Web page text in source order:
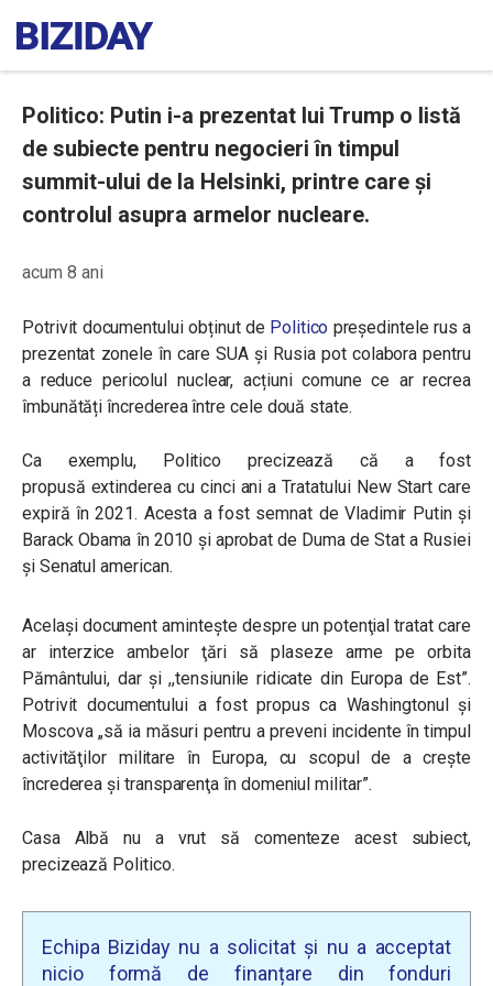
Politico: Putin i-a prezentat lui Trump o listă
de subiecte pentru negocieri în timpul
summit-ului de la Helsinki, printre care şi
controlul asupra armelor nucleare.
acum 8 ani
Potrivit documentului obținut de Politico președintele rus a
prezentat zonele în care SUA şi Rusia pot colabora pentru
a reduce pericolul nuclear, acțiuni comune ce ar recrea
îmbunătăți încrederea între cele două state.
Ca exemplu, Politico precizează că a fost
propusă extinderea cu cinci ani a Tratatului New Start care
expiră în 2021. Acesta a fost semnat de Vladimir Putin şi
Barack Obama în 2010 şi aprobat de Duma de Stat a Rusiei
şi Senatul american.
Același document amintește despre un potenţial tratat care
ar interzice ambelor ţări să plaseze arme pe orbita
Pământului, dar și ,,tensiunile ridicate din Europa de Est”.
Potrivit documentului a fost propus ca Washingtonul şi
Moscova „să ia măsuri pentru a preveni incidente în timpul
activităţilor militare în Europa, cu scopul de a crește
încrederea şi transparenţa în domeniul militar”.
Casa Albă nu a vrut să comenteze acest subiect,
precizează Politico.
Echipa Biziday nu a solicitat și nu a acceptat
nicio formă de finanțare din fonduri